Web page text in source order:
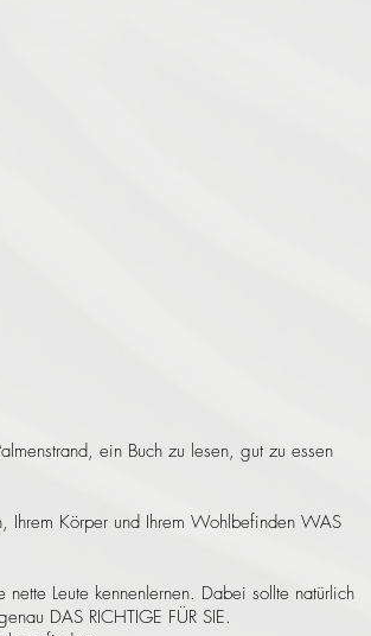
ein Buch zu lesen, gut zu essen
Ihrem Körper und Ihrem Wohlbefinden WAS
Leute kennenlernen. Dabei sollte natürlich
DAS RICHTIGE FÜR SIE.